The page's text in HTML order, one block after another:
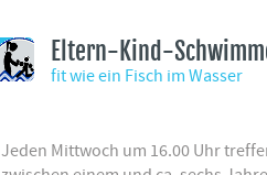
Eltern-Kind-
fit wie ein Fisch im Wasser
Jeden Mittwoch um 16.00 Uhr